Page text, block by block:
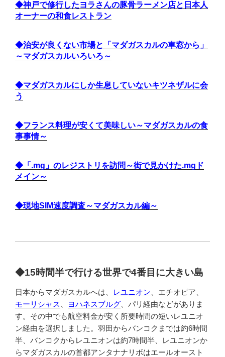
◆神戸で修行したヨラさんの豚骨ラーメン店と日本人
オーナーの和食レストラン
◆治安が良くない市場と「マダガスカルの車窓から」
～マダガスカルいろいろ～
◆マダガスカルにしか生息していないキツネザルに会
う
◆フランス料理が安くて美味しい～マダガスカルの食
事事情～
◆「.mg」のレジストリを訪問～街で見かけた.mgド
メイン～
◆現地SIM速度調査～マダガスカル編～
◆15時間半で行ける世界で4番目に大きい島
日本からマダガスカルへは、 レユニオン 、エチオピア、
モーリシャス
ヨハネスブルグ 、パリ経由などがありま
す。その中でも航空料金が安く所要時間の短いレユニオ
ン経由を選択しました。羽田からバンコクまでは約6時間
半、バンコクからレユニオンは約7時間半、レユニオンか
らマダガスカルの首都アンタナナリボはエールオースト